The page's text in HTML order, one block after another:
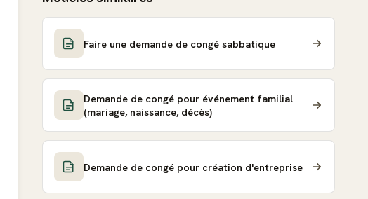
Faire une demande de congé sabbatique
Demande de congé pour événement familial
(mariage, naissance, décès)
Demande de congé pour création d'entreprise